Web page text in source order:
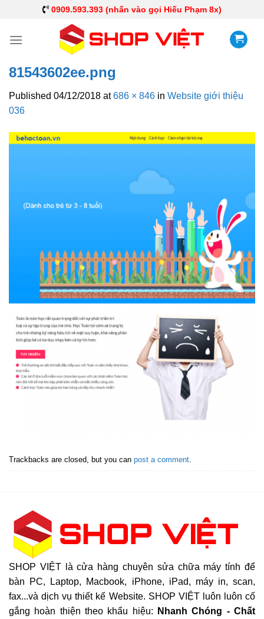
0909.593.393 (nhấn vào gọi Hiếu Phạm 8x)
81543602ee.png
Published 04/12/2018 at686 × 846 in Website giới thiệu
036
Trackbacks are closed, but you can post a comment
SHOP VIỆT là cửa hàng chuyên sửa chữa máy tính để
bàn PC, Laptop, Macbook, iPhone, iPad, máy in, scan,
fax...và dịch vụ thiết kế Website. SHOP VIỆT luôn luôn cố
gắng hoàn thiện theo khẩu hiệu:
Nhanh Chóng - Chất